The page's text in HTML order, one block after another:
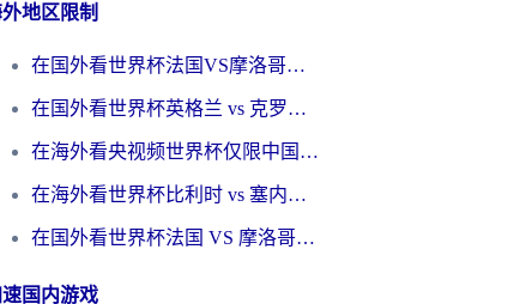
地区限制
在国外看世界杯法国VS摩洛哥地区限制？这篇指南让你流畅看中文解说无压力
在国外看世界杯英格兰 vs 克罗地亚当前地区不可播放？这篇指南帮你搞定所有海外观赛难题
在海外看央视频世界杯仅限中国大陆？这篇指南帮你解锁中文解说+无卡顿直播
在海外看世界杯比利时 vs 塞内加尔仅限中国大陆？我找到了最流畅的中文解说之路
在国外看世界杯法国 VS 摩洛哥仅限中国大陆？海外党这样看中文解说赛事不卡顿
国内游戏